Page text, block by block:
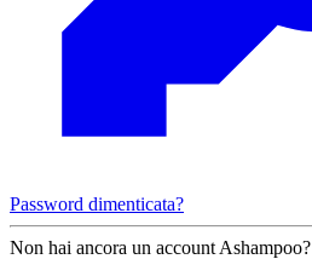
Password dimenticata?
Non hai ancora un account Ashampoo?